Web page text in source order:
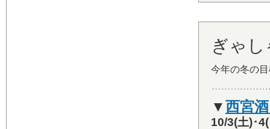
ぎゃ
今年の冬の
▼西宮
10/3(土)･